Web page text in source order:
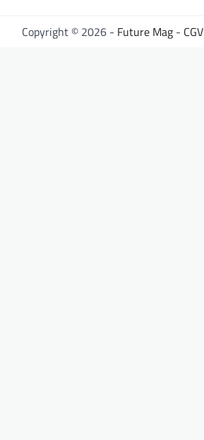
Copyright © 2026 - Future Mag- CGV